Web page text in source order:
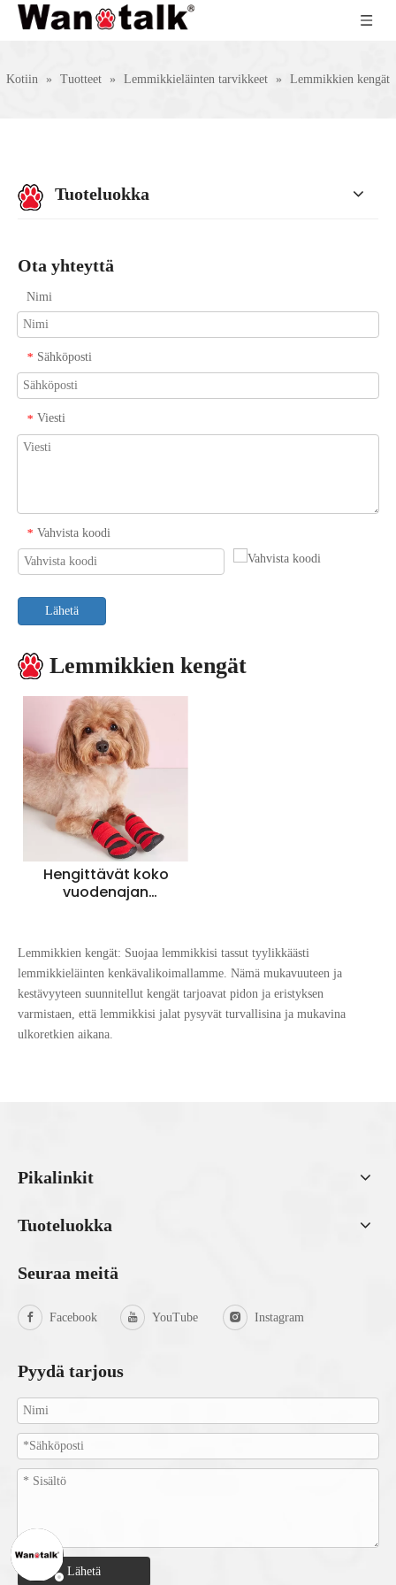
Kotiin » Tuotteet » Lemmikkieläinten tarvikkeet » Lemmikkien kengät
Tuoteluokka
Ota yhteyttä
Nimi
* Sähköposti
* Viesti
* Vahvista koodi
Lähetä
Lemmikkien kengät
Hengittävät koko
vuodenajan
suojaamiseen
Lemmikkien kengät: Suojaa lemmikkisi tassut tyylikkäästi
lemmikkieläinten kenkävalikoimallamme. Nämä mukavuuteen ja
kestävyyteen suunnitellut kengät tarjoavat pidon ja eristyksen
varmistaen, että lemmikkisi jalat pysyvät turvallisina ja mukavina
ulkoretkien aikana.
Pikalinkit
Tuoteluokka
Seuraa meitä
Facebook YouTube Instagram
Pyydä tarjous
Lähetä